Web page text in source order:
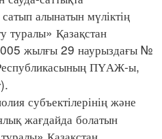
алынатын мүліктің
туралы» Қазақстан
жылғы 29 наурыздағы №
ПҮАЖ-ы,
субъектілерінің және
жағдайда болатын